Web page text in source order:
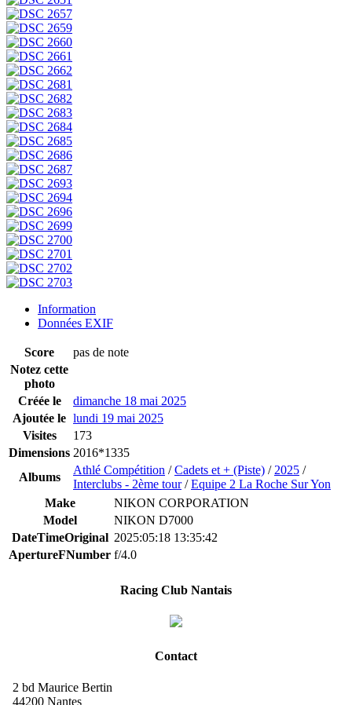
Information
Données EXIF
Score
pas de note
Notez cette
photo
Créée le
dimanche 18 mai 2025
Ajoutée le lundi 19 mai 2025
Visites
173
Dimensions 2016*1335
Albums
Athlé Compétition /Cadets et + (Piste) / 2025 /
Interclubs - 2ème tour/Equipe 2 La Roche Sur Yon
Make
NIKON CORPORATION
Model
NIKON D7000
DateTimeOriginal 2025:05:18 13:35:42
ApertureFNumber f/4.0
Racing Club Nantais
Contact
2 bd Maurice Bertin
44200 Nantes